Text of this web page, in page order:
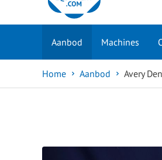
Aanbod Machines
Home Aanbod Avery